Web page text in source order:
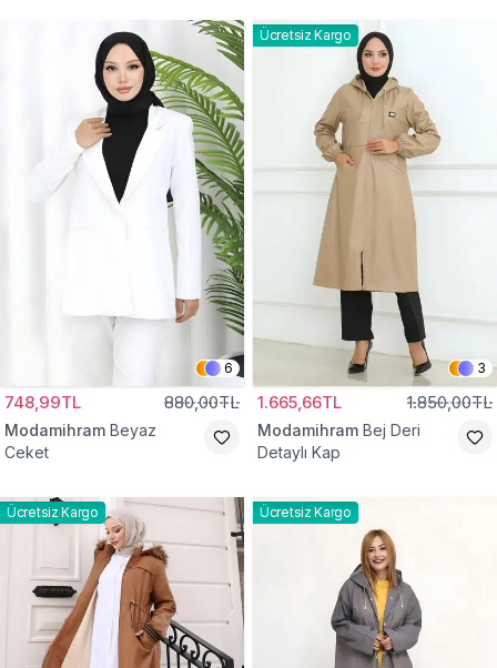
6
748,99TL 880,00TL
Modamihram Beyaz
Ceket
Ücretsiz Kargo
3
1.665,66TL 1.850,00TL
Modamihram Bej Deri
Detaylı Kap
Ücretsiz Kargo Ücretsiz Kargo